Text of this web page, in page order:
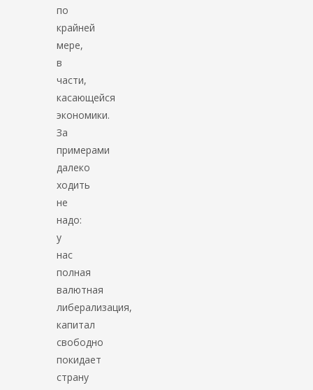
по
крайней
мере,
в
части,
касающейся
экономики.
За
примерами
далеко
ходить
не
надо:
у
нас
полная
валютная
либерализация,
капитал
свободно
покидает
страну